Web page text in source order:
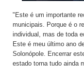
"Este é um importante
municipais. Porque é o
individual, mas de toda
Este é meu último ano
Solonópole. Encerrar
estado torna tudo ainda